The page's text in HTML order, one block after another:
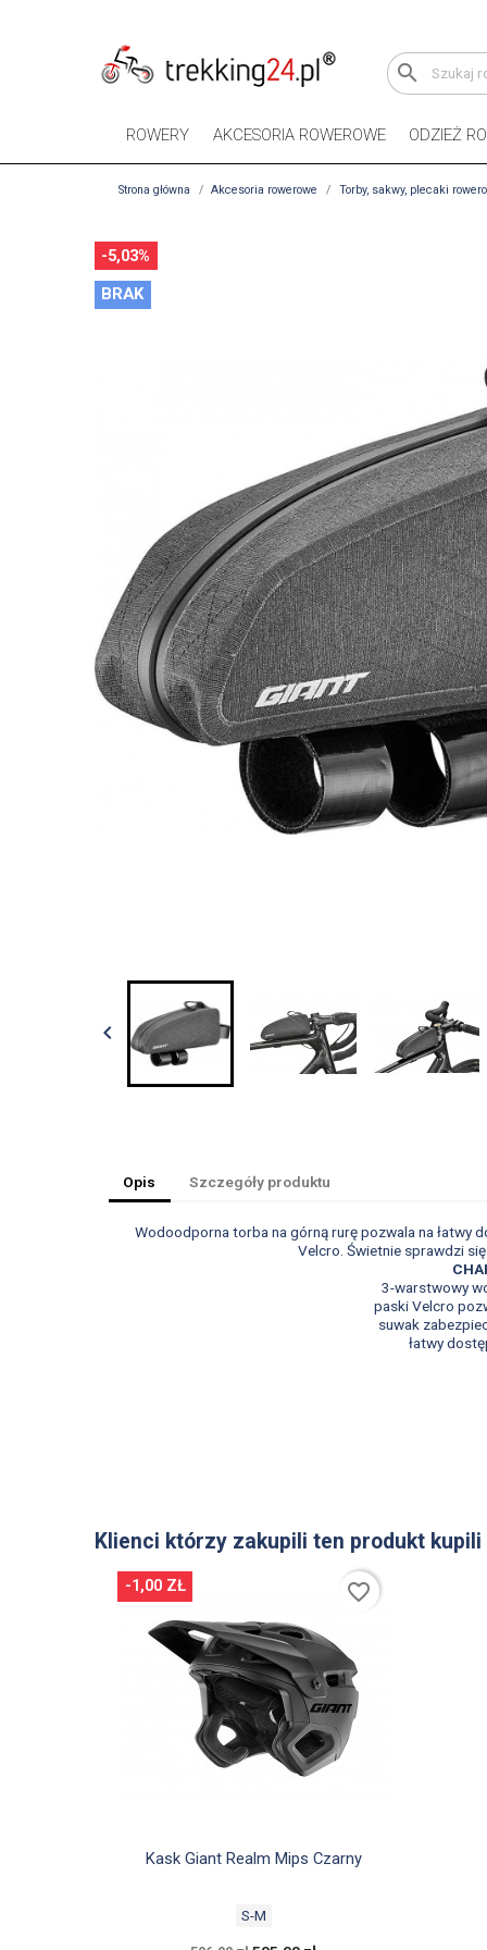
search
ROWERY AKCESORIA ROWEROWE ODZIEŻ
Strona główna Akcesoria rowerowe Torby, sakwy, plecaki
-5,03%
BRAK

Opis Szczegóły produktu
Wodoodporna torba na górną rurę pozwala na łatwy
Velcro. Świetnie sprawdzi
3-warstwowy
paski Velcro
suwak
łatwy
Klienci którzy zakupili ten produkt kupili
Szybki podgląd
Kask Giant Realm Mips Czarny
S-M
-1,00 ZŁ favorite_border